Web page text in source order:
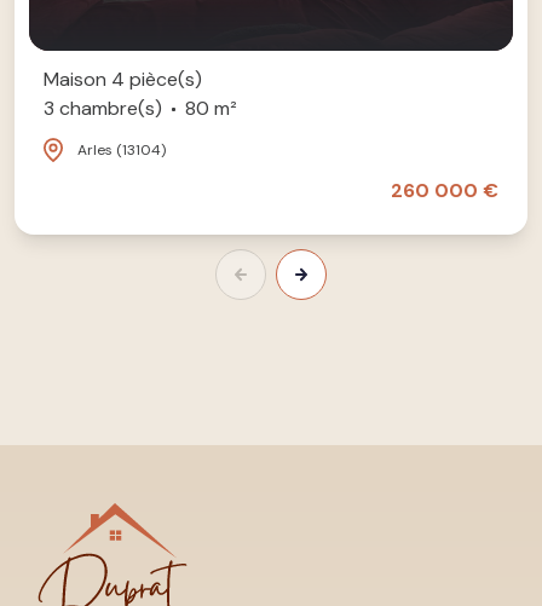
Maison 4 pièce(s)
3 chambre(s)
80 m²
Arles (13104)
260 000 €